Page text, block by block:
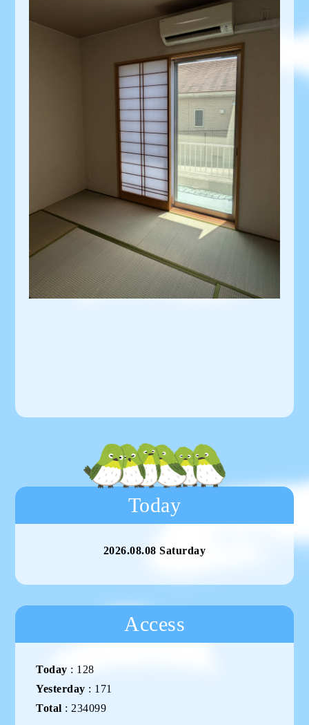
Today
2026.08.08 Saturday
Access
Today : 128
Yesterday : 171
Total : 234099